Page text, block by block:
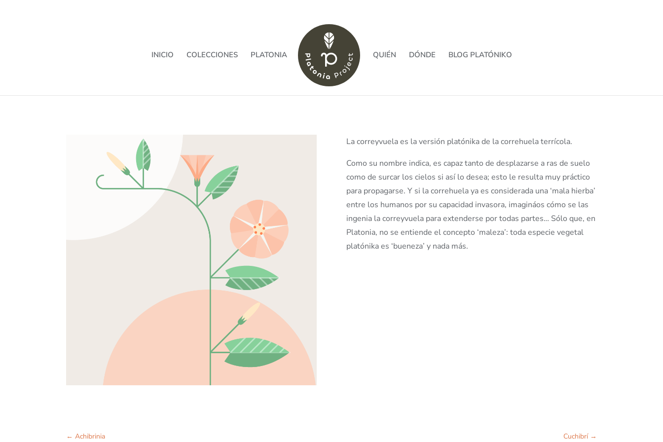
INICIO COLECCIONES PLATONIA QUIÉN DÓNDE BLOG PLATÓNIKO
La correyvuela es la versión platónika de la correhuela terrícola.
Como su nombre indica, es capaz tanto de desplazarse a ras de suelo
como de surcar los cielos si así lo desea; esto le resulta muy práctico
para propagarse. Y si la correhuela ya es considerada una ‘mala hierba’
entre los humanos por su capacidad invasora, imagináos cómo se las
ingenia la correyvuela para extenderse por todas partes… Sólo que, en
Platonia, no se entiende el concepto ‘maleza’: toda especie vegetal
platónika es ‘bueneza’ y nada más.
← Achibrinia Cuchibrí →